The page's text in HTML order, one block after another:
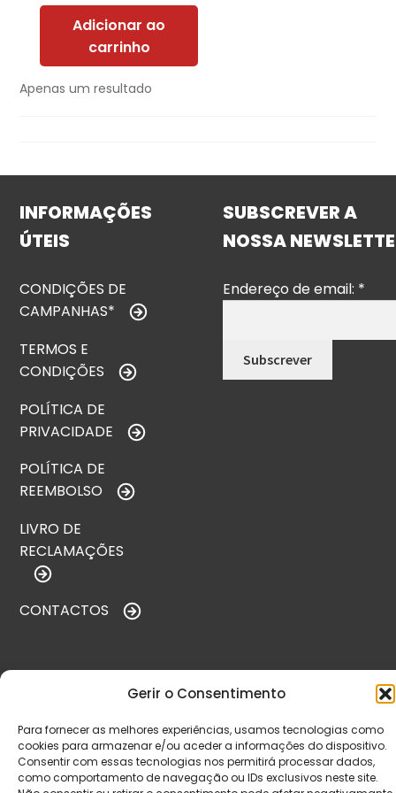
Gerir o Consentimento
Para fornecer as melhores experiências, usamos tecnologias como
cookies para armazenar e/ou aceder a informações do dispositivo.
Consentir com essas tecnologias nos permitirá processar dados,
como comportamento de navegação ou IDs exclusivos neste site.
Adicionar ao
carrinho
Apenas um resultado
INFORMAÇÕES
ÚTEIS
CONDIÇÕES DE
CAMPANHAS*
TERMOS E
CONDIÇÕES
POLÍTICA DE
PRIVACIDADE
POLÍTICA DE
REEMBOLSO
LIVRO DE
RECLAMAÇÕES
CONTACTOS
SUBSCREVER A
NOSSA
Endereço de email: *